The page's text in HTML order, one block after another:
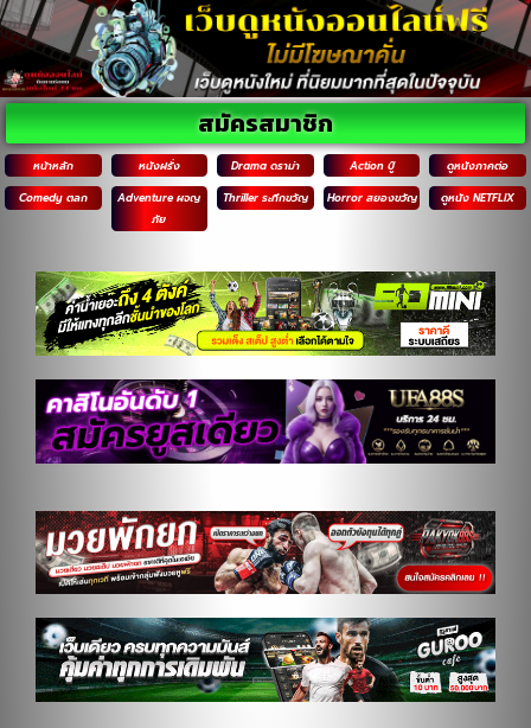
หน้าหลัก หนังฝรั่ง Drama ดราม่า Action บู๊
ดูหนังภาคต่อ
Comedy ตลก
Adventure ผจญ
ภัย
Thriller ระทึกขวัญ Horror สยองขวัญ ดูหนัง NETFLIX
สมัครสมาชิก